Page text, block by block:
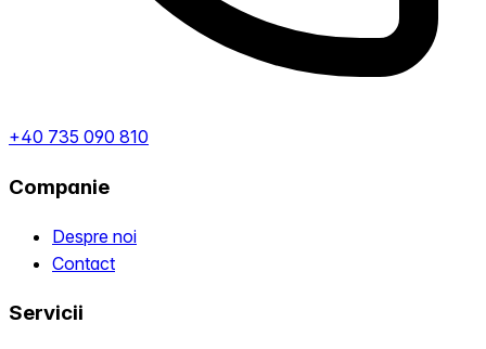
+40 735 090 810
Companie
Despre noi
Contact
Servicii